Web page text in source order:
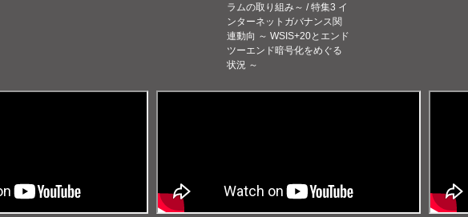
ラムの取り組み～ / 特集3 イ
ンターネットガバナンス関
連動向 ～ WSIS+20とエンド
ツーエンド暗号化をめぐる
状況 ～